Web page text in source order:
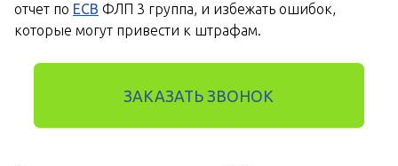
отчет по ЕСВ ФЛП 3 группа, и избежать ошибок,
которые могут привести к штрафам.
ЗАКАЗАТЬ ЗВОНОК